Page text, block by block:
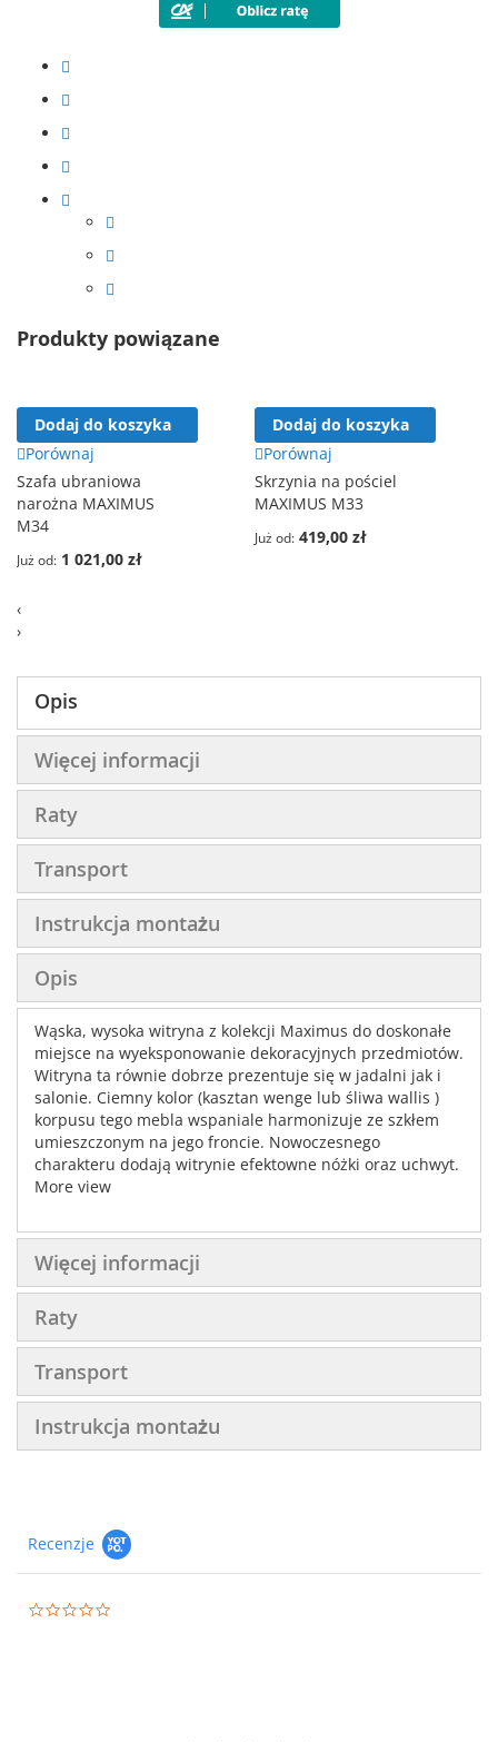
Produkty powiązane
Dodaj do koszyka
Porównaj
Szafa ubraniowa
narożna MAXIMUS
M34
Już od 1 021,00 zł
Dodaj do koszyka
Porównaj
Skrzynia na pościel
MAXIMUS M33
Już od 419,00 zł
‹
›
Opis
Więcej informacji
Raty
Transport
Instrukcja montażu
Opis
Wąska, wysoka witryna z kolekcji Maximus do doskonałe
miejsce na wyeksponowanie dekoracyjnych przedmiotów.
Witryna ta równie dobrze prezentuje się w jadalni jak i
salonie. Ciemny kolor (kasztan wenge lub śliwa wallis )
korpusu tego mebla wspaniale harmonizuje ze szkłem
umieszczonym na jego froncie. Nowoczesnego
charakteru dodają witrynie efektowne nóżki oraz uchwyt.
More view
Więcej informacji
Raty
Transport
Instrukcja montażu
Recenzje